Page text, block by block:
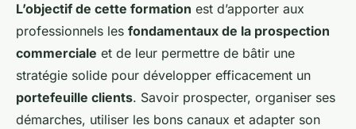
L’objectif de cette formation est d’apporter aux
professionnels les fondamentaux de la prospection
commerciale et de leur permettre de bâtir une
stratégie solide pour développer efficacement un
portefeuille clients. Savoir prospecter, organiser ses
démarches, utiliser les bons canaux et adapter son